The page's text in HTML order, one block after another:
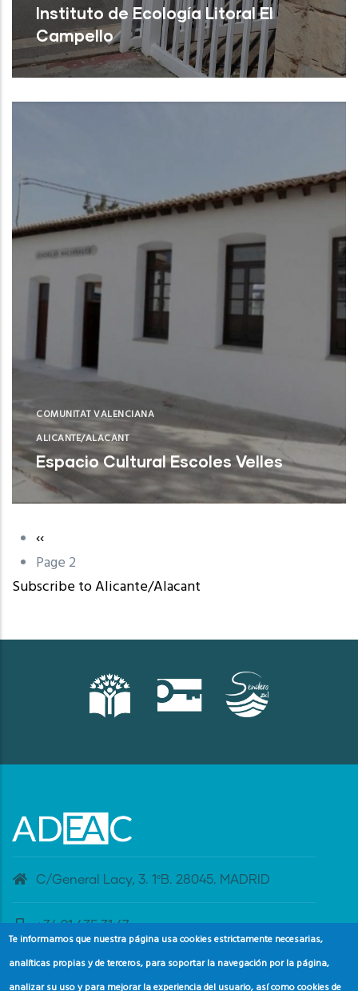
Instituto de Ecología Litoral El
Campello
El Campello (Alicante)
COMUNITAT VALENCIANA
ALICANTE/ALACANT
Espacio Cultural Escoles Velles
L’ Alfàs del Pi
Pagination
Previous
page
‹‹
Page 2
Subscribe to Alicante/Alacant
C/General Lacy, 3. 1ºB. 28045. MADRID
+34 91 435 31 47
banderaazul@adeac.es
Te informamos que nuestra página usa cookies estrictamente necesarias,
analíticas propias y de terceros, para soportar la navegación por la página,
analizar su uso y para mejorar la experiencia del usuario, así como cookies de